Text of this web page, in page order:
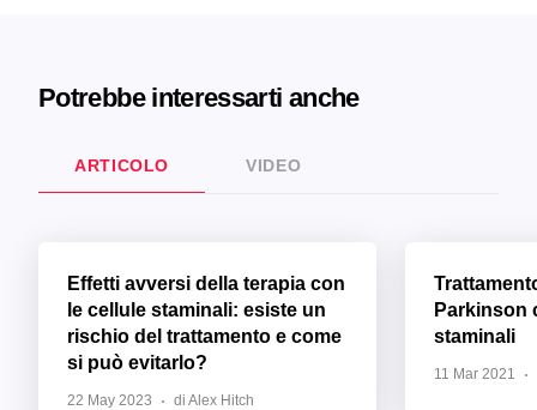
Potrebbe interessarti anche
ARTICOLO VIDEO
Effetti avversi della terapia con
le cellule staminali: esiste un
rischio del trattamento e come
si può evitarlo?
22 May 2023 di Alex Hitch
Parkinson
staminali
11 Mar 2021